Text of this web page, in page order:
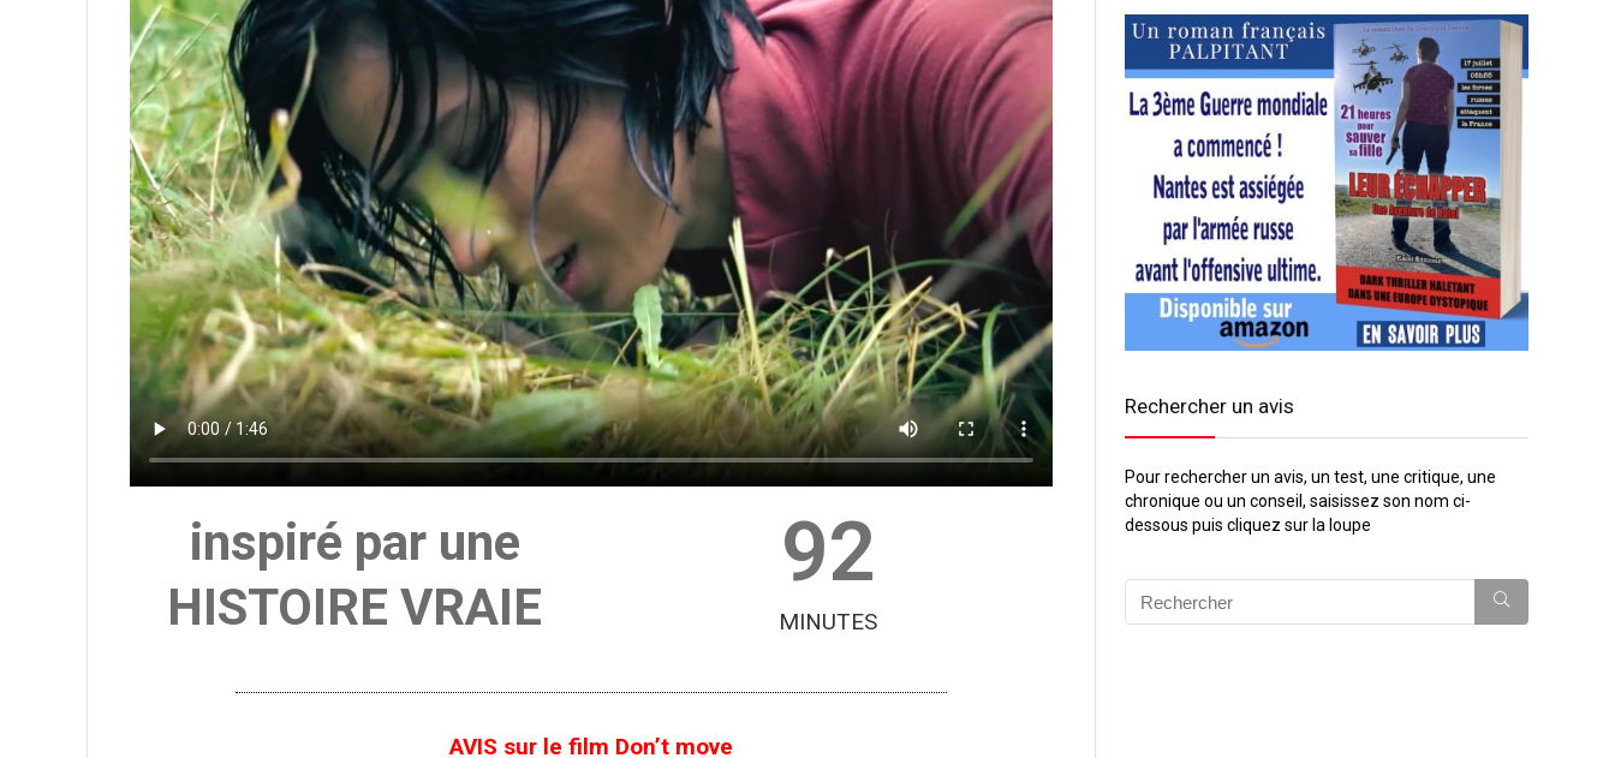
inspiré par une
HISTOIRE VRAIE
92
MINUTES
AVIS sur le film Don’t move
Rechercher un avis
Pour rechercher un avis, un test, une critique, une
chronique ou un conseil, saisissez son nom ci-
dessous puis cliquez sur la loupe